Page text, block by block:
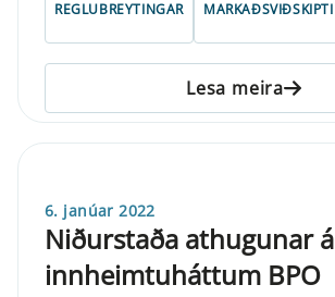
REGLUBREYTINGAR MARKAÐSVIÐSKIPTI
Lesa meira
6. janúar 2022
Niðurstaða athugunar á
innheimtuháttum BPO